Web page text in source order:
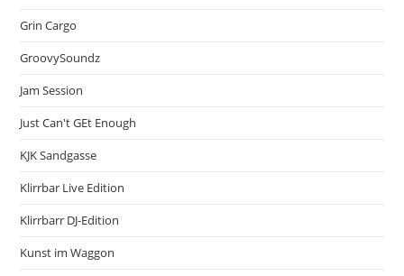
Grin Cargo
GroovySoundz
Jam Session
Just Can't GEt Enough
KJK Sandgasse
Klirrbar Live Edition
Klirrbarr DJ-Edition
Kunst im Waggon